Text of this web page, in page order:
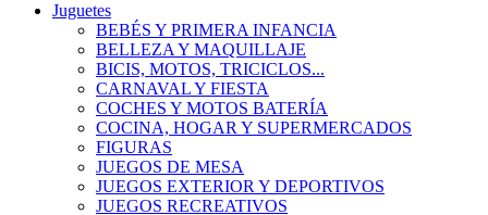
Juguetes
BEBÉS Y PRIMERA INFANCIA
BELLEZA Y MAQUILLAJE
BICIS, MOTOS, TRICICLOS...
CARNAVAL Y FIESTA
COCHES Y MOTOS BATERÍA
COCINA, HOGAR Y SUPERMERCADOS
FIGURAS
JUEGOS DE MESA
JUEGOS EXTERIOR Y DEPORTIVOS
JUEGOS RECREATIVOS